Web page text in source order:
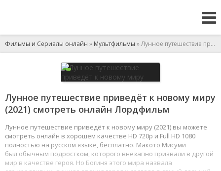
Фильмы и Сериалы онлайн » Мультфильмы » Лунное путешествие приведёт к новому миру
Лунное путешествие приведёт к новому миру
(2021) смотреть онлайн Лордфильм
Лунное путешествие приведёт к новому миру (2021) вы можете
смотреть онлайн в хорошем качестве HD 720p и Full HD 1080
полностью на русском языке, бесплатно. Макото Мисуми
был обычным подростком, которого внезапно призвали в другой
мир в качестве героя. Но Богиня этого мира назвала